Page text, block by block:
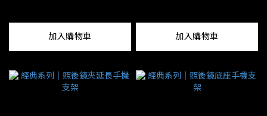
加入購物車 加入購物車